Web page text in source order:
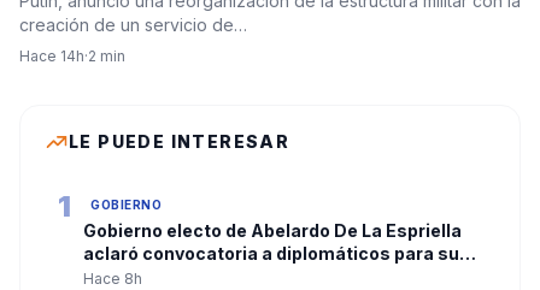
creación de un servicio de…
Hace 14h·2 min
LE PUEDE INTERESAR
1 GOBIERNO
Gobierno electo de Abelardo De La Espriella
aclaró convocatoria a diplomáticos para su
posesión y negó criterios políticos
Hace 8h